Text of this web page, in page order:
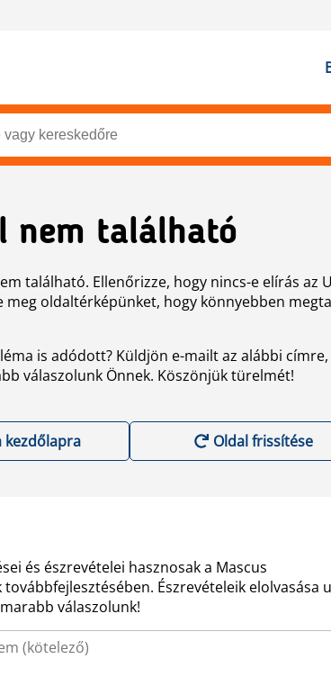
nem található
található. Ellenőrizze, hogy nincs-e elírás az
meg oldaltérképünket, hogy könnyebben
is adódott? Küldjön e-mailt az alábbi címre,
válaszolunk Önnek. Köszönjük türelmét!
kezdőlapra Oldal frissítése
és észrevételei hasznosak a Mascus
Észrevételeik elolvasása
válaszolunk!